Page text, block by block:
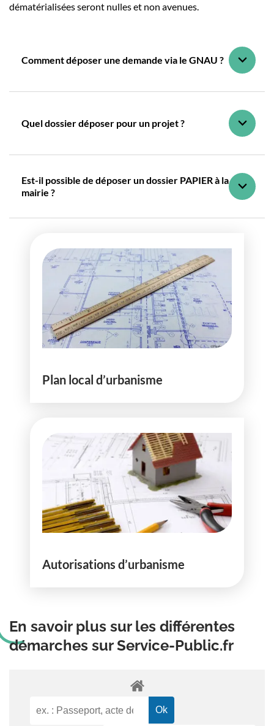
dématérialisées seront nulles et non avenues.
Comment déposer une demande via le GNAU ?
Quel dossier déposer pour un projet ?
Est-il possible de déposer un dossier PAPIER à la
mairie ?
Plan local d’urbanisme
Autorisations d’urbanisme
En savoir plus sur les différentes
démarches sur Service-Public.fr